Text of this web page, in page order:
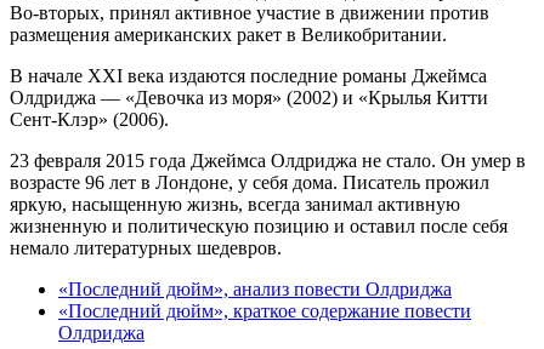
Во-вторых, принял активное участие в движении против
размещения американских ракет в Великобритании.
В начале XXI века издаются последние романы Джеймса
Олдриджа — «Девочка из моря» (2002) и «Крылья Китти
Сент-Клэр» (2006).
23 февраля 2015 года Джеймса Олдриджа не стало. Он умер в
возрасте 96 лет в Лондоне, у себя дома. Писатель прожил
яркую, насыщенную жизнь, всегда занимал активную
жизненную и политическую позицию и оставил после себя
немало литературных шедевров.
«Последний дюйм», анализ повести Олдриджа
«Последний дюйм», краткое содержание повести
Олдриджа